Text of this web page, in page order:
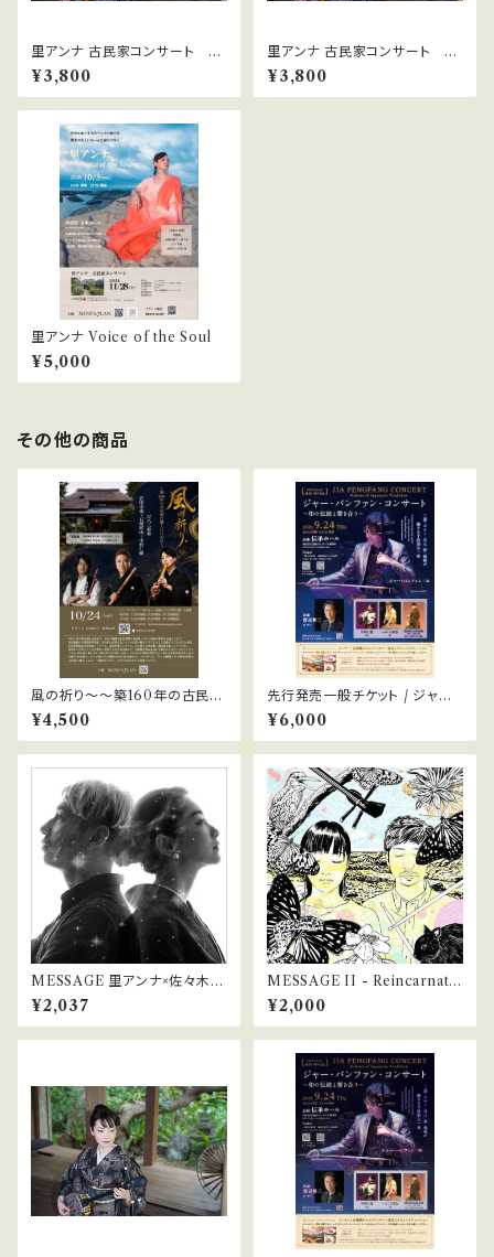
里アンナ 古民家コンサート 夕
の宴
¥3,800
里アンナ 古民家コンサート 昼
の宴
¥3,800
里アンナ Voice of the Soul
¥5,000
その他の商品
風の祈り〜〜築160年の古民家
に響く尺八の音〜 / 昼の宴
¥4,500
先行発売一般チケット / ジャー・
パンファン・コンサート 〜和の
伝統と響き合う 一般チケット
¥6,000
MESSAGE 里アンナ×佐々木俊
之
¥2,037
MESSAGE II - Reincarnatio
n
¥2,000